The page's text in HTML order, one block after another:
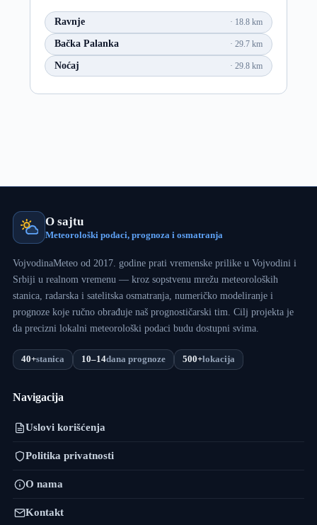
Ravnje 18.8 km
Bačka Palanka 29.7 km
Noćaj 29.8 km
O sajtu
Meteorološki podaci, prognoza i osmatranja
VojvodinaMeteo od 2017. godine prati vremenske prilike u Vojvodini i
Srbiji u realnom vremenu — kroz sopstvenu mrežu meteoroloških
stanica, radarska i satelitska osmatranja, numeričko modeliranje i
prognoze koje ručno obrađuje naš prognostičarski tim. Cilj projekta je
da precizni lokalni meteorološki podaci budu dostupni svima.
40+stanica 10–14dana prognoze 500+lokacija
Navigacija
Uslovi korišćenja
Politika privatnosti
O nama
Kontakt